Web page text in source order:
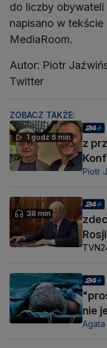
do liczby
napisano w
MediaRoom.
Autor: Piotr
Twitter
ZOBACZ TAKŻE:
1 godz 6 min
z
Piotr
38 min
nie
Agata